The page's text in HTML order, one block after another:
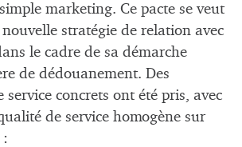
marketing. Ce pacte se veut
nouvelle stratégie de relation avec
le cadre de sa démarche
de dédouanement. Des
service concrets ont été pris, avec
de service homogène sur